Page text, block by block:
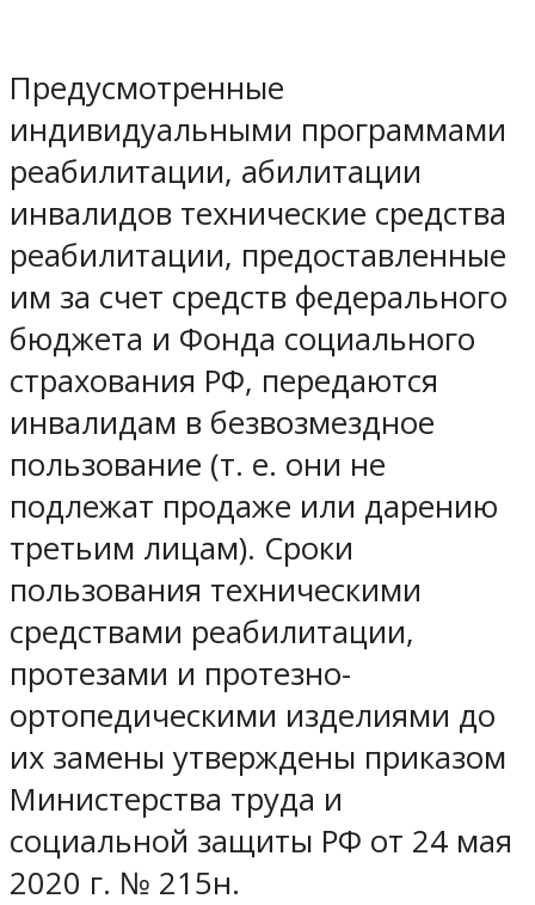
Предусмотренные
индивидуальными программами
реабилитации, абилитации
инвалидов технические средства
реабилитации, предоставленные
им за счет средств федерального
бюджета и Фонда социального
страхования РФ, передаются
инвалидам в безвозмездное
пользование (т. е. они не
подлежат продаже или дарению
третьим лицам). Сроки
пользования техническими
средствами реабилитации,
протезами и протезно-
ортопедическими изделиями до
их замены утверждены приказом
Министерства труда и
социальной защиты РФ от 24 мая
2020 г. № 215н.